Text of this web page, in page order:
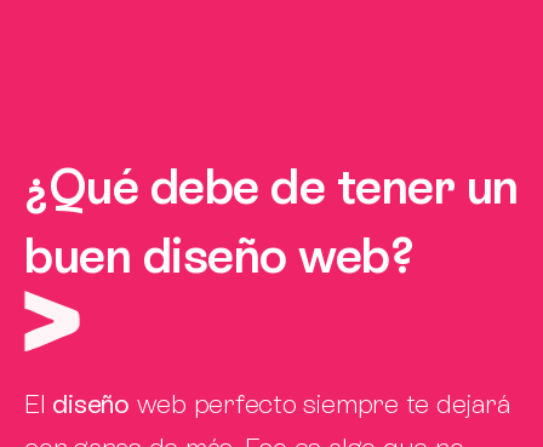
¿Qué debe de tener un
buen diseño web?
El diseño web perfecto siempre te dejará